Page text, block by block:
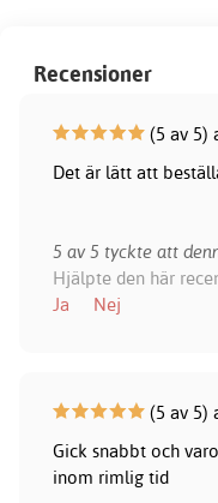
Recensioner
(5 av 5)
Det är lätt att
5 av 5 tyckte att
Hjälpte den här
Ja
Nej
(5 av 5)
Gick snabbt och
inom rimlig tid